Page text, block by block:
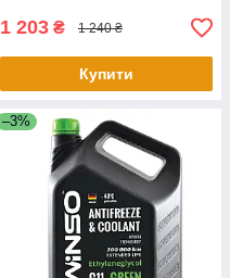
1 203 ₴ 1 240 ₴
Купити
–3%